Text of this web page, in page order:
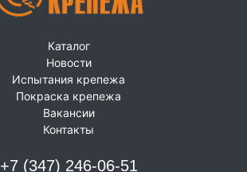
Каталог
Новости
Испытания крепежа
Покраска крепежа
Вакансии
Контакты
+7 (347) 246-06-51